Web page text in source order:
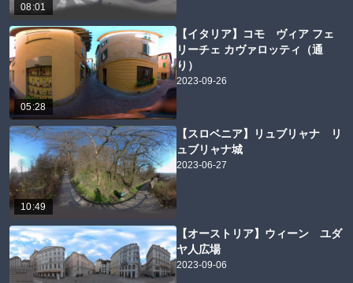
08:01
05:28
【イタリア】コモ ヴィア フェ
リーチェ カヴァロッティ（通
り）
2023-09-26
10:49
【スロベニア】リュブリャナ リ
ュブリャナ城
2023-06-27
【オーストリア】ウィーン ユダ
ヤ人広場
2023-09-06